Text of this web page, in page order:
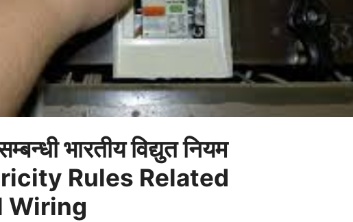
भारतीय विद्युत नियम
Rules Related
Wiring